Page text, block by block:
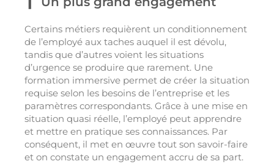
Certains métiers requièrent un conditionnement
de l’employé aux taches auquel il est dévolu,
tandis que d’autres voient les situations
d’urgence se produire que rarement. Une
formation immersive permet de créer la situation
requise selon les besoins de l’entreprise et les
paramètres correspondants. Grâce à une mise en
situation quasi réelle, l’employé peut apprendre
et mettre en pratique ses connaissances. Par
conséquent, il met en œuvre tout son savoir-faire
et on constate un engagement accru de sa part.